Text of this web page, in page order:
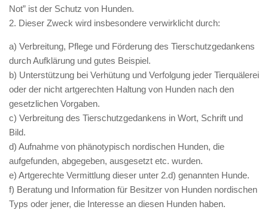
Not” ist der Schutz von Hunden.
2. Dieser Zweck wird insbesondere verwirklicht durch:
a) Verbreitung, Pflege und Förderung des Tierschutzgedankens
durch Aufklärung und gutes Beispiel.
b) Unterstützung bei Verhütung und Verfolgung jeder Tierquälerei
oder der nicht artgerechten Haltung von Hunden nach den
gesetzlichen Vorgaben.
c) Verbreitung des Tierschutzgedankens in Wort, Schrift und
Bild.
d) Aufnahme von phänotypisch nordischen Hunden, die
aufgefunden, abgegeben, ausgesetzt etc. wurden.
e) Artgerechte Vermittlung dieser unter 2.d) genannten Hunde.
f) Beratung und Information für Besitzer von Hunden nordischen
Typs oder jener, die Interesse an diesen Hunden haben.